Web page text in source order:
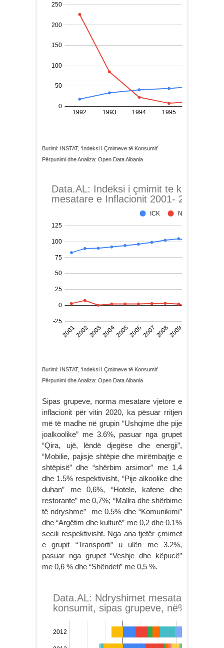
Burimi: INSTAT, ‘Indeksi I Çmimeve të Konsumit’
Përpunimi dhe Analiza: Open Data Albania
Burimi: INSTAT, ‘Indeksi I Çmimeve të Konsumit’
Përpunimi dhe Analiza: Open Data Albania
Sipas grupeve, norma mesatare vjetore e
inflacionit për vitin 2020, ka pësuar rritjen
më të madhe në grupin “Ushqime dhe pije
joalkoolike” me 3.6%, pasuar nga grupet
“Qira, ujë, lëndë djegëse dhe energji”,
“Mobilie, pajisje shtëpie dhe mirëmbajtje e
shtëpisë” dhe “shërbim arsimor” me 1,4
dhe 1.5% respektivisht, “Pije alkoolike dhe
duhan” me 0,6%, “Hotele, kafene dhe
restorante” me 0,7%; “Mallra dhe shërbime
të ndryshme” me 0.5% dhe “Komunikimi”
dhe “Argëtim dhe kulturë” me 0,2 dhe 0.1%
secili respektivisht. Nga ana tjetër çmimet
e grupit “Transporti” u ulën me 3.2%,
pasuar nga grupet “Veshje dhe këpucë”
me 0,6 % dhe “Shëndeti” me 0,5 %.